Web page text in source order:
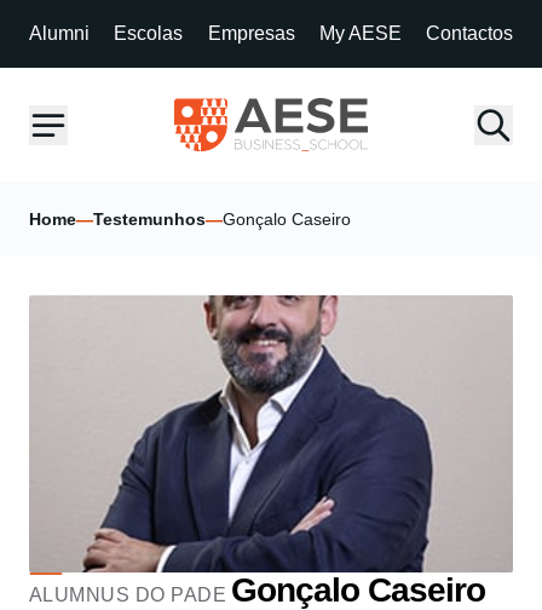
Alumni Escolas Empresas My AESE Contactos
Home—Testemunhos—Gonçalo Caseiro
ALUMNUS DO PADE Gonçalo Caseiro